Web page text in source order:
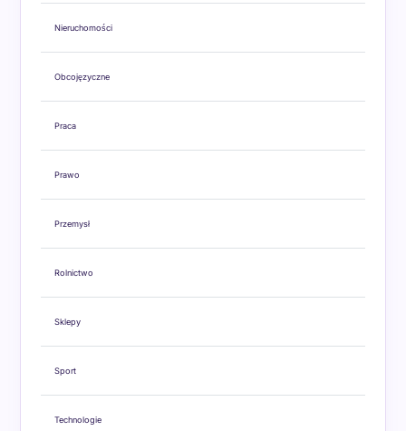
Nieruchomości
Obcojęzyczne
Praca
Prawo
Przemysł
Rolnictwo
Sklepy
Sport
Technologie